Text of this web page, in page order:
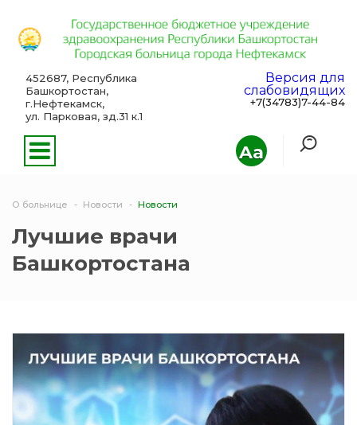
Aa
452687, Республика
Башкортостан,
г.Нефтекамск,
ул. Парковая, зд.31 к.1
Версия для
слабовидящих
+7(34783)7-44-84
О больнице Новости Новости
Лучшие врачи
Башкортостана